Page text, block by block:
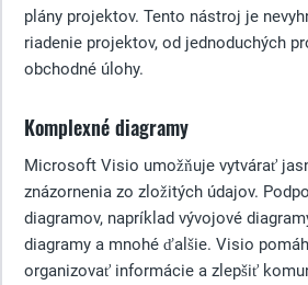
plány projektov. Tento nástroj je
riadenie projektov, od jednoduchých
obchodné úlohy.
Komplexné diagramy
Microsoft Visio umožňuje vytvárať
znázornenia zo zložitých údajov.
diagramov, napríklad vývojové
diagramy a mnohé ďalšie. Visio
organizovať informácie a zlepšiť